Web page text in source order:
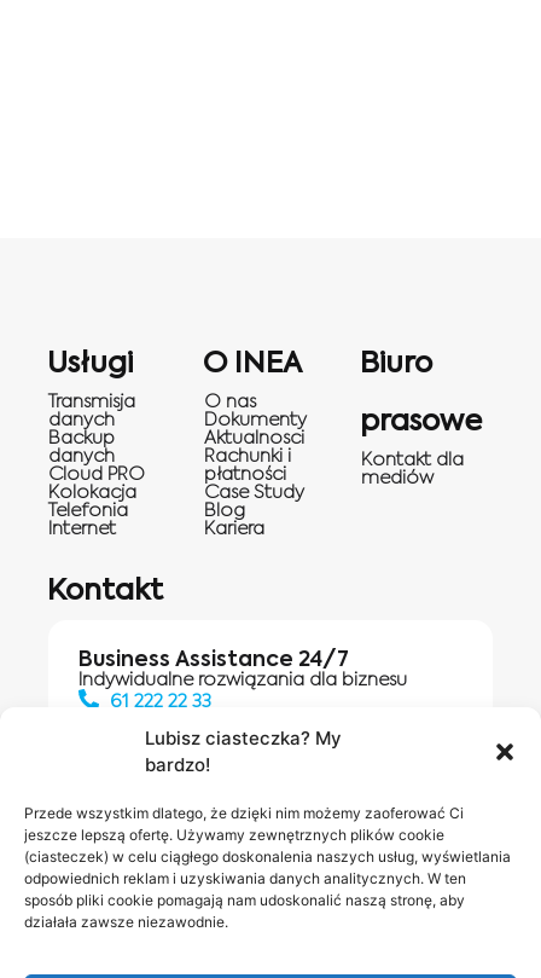
Lubisz ciasteczka? My
bardzo!
Przede wszystkim dlatego, że dzięki nim możemy zaoferować Ci
jeszcze lepszą ofertę. Używamy zewnętrznych plików cookie
(ciasteczek) w celu ciągłego doskonalenia naszych usług, wyświetlania
odpowiednich reklam i uzyskiwania danych analitycznych. W ten
sposób pliki cookie pomagają nam udoskonalić naszą stronę, aby
działała zawsze niezawodnie.
Usługi
Transmisja
danych
Backup
danych
Cloud PRO
Kolokacja
Telefonia
Internet
O INEA
O nas
Dokumenty
Aktualnosci
Rachunki i
płatności
Case Study
Blog
Kariera
Biuro
prasowe
Kontakt dla
mediów
Kontakt
Business Assistance 24/7
Indywidualne rozwiązania dla biznesu
61 222 22 33
Salony INEA
Napisz do